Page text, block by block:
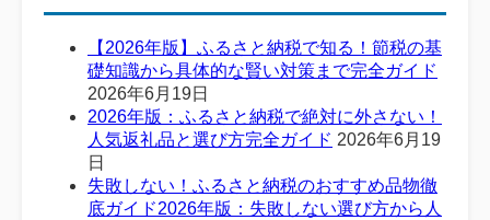
【2026年版】ふるさと納税で知る！節税の基
礎知識から具体的な賢い対策まで完全ガイド
2026年6月19日
2026年版：ふるさと納税で絶対に外さない！
人気返礼品と選び方完全ガイド 2026年6月19
日
失敗しない！ふるさと納税のおすすめ品物徹
底ガイド2026年版：失敗しない選び方から人